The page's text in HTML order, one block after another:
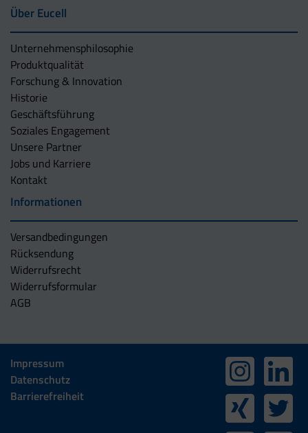
Über Eucell
Unternehmens­philosophie
Produktqualität
Forschung & Innovation
Historie
Geschäftsführung
Soziales Engagement
Unsere Partner
Jobs und Karriere
Kontakt
Informationen
Versandbedingungen
Rücksendung
Widerrufsrecht
Widerrufsformular
AGB
Impressum
Datenschutz
Barrierefreiheit